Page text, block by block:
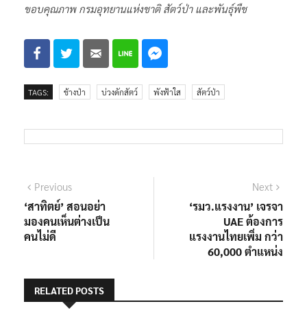
ขอบคุณภาพ กรมอุทยานแห่งชาติ สัตว์ป่า และพันธุ์พืช
TAGS: ช้างป่า บ่วงดักสัตว์ พังฟ้าใส สัตว์ป่า
แนะแนว
เรื่อง
PreviousPrevious
post:
‘สาทิตย์’ สอนอย่า
มองคนเห็นต่างเป็น
คนไม่ดี
Next
post:
‘รมว.แรงงาน’ เจรจา
UAE ต้องการ
แรงงานไทยเพิ่ม กว่า
60,000 ตำแหน่ง
RELATED POSTS